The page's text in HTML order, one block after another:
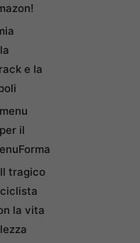
e la
il
tragico
la vita